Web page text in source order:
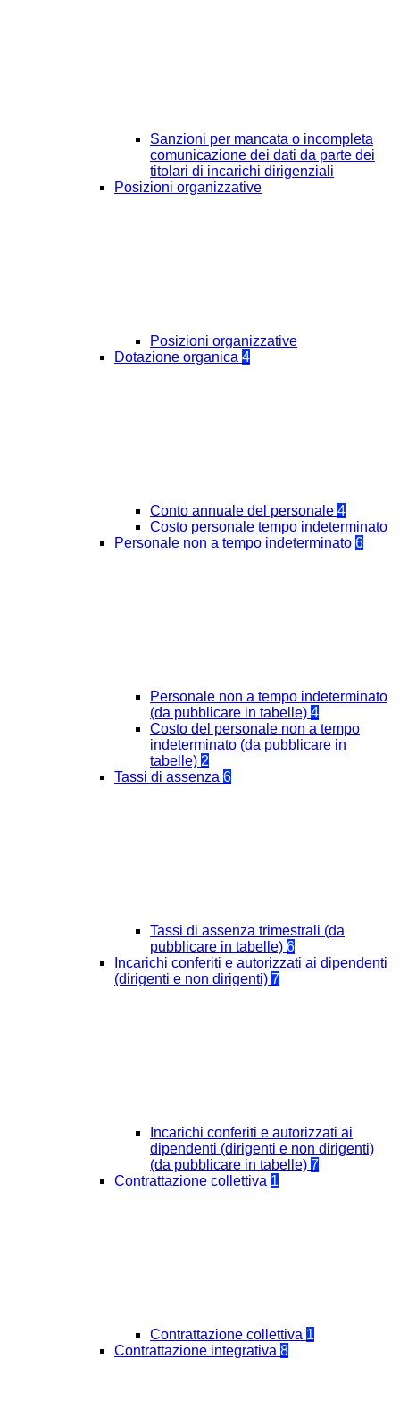
Sanzioni per mancata o incompleta
comunicazione dei dati da parte dei
titolari di incarichi dirigenziali
Posizioni organizzative
Posizioni organizzative
Dotazione organica 4
Conto annuale del personale 4
Costo personale tempo indeterminato
Personale non a tempo indeterminato 6
Personale non a tempo indeterminato
(da pubblicare in tabelle) 4
Costo del personale non a tempo
indeterminato (da pubblicare in
tabelle) 2
Tassi di assenza 6
Tassi di assenza trimestrali (da
pubblicare in tabelle) 6
Incarichi conferiti e autorizzati ai dipendenti
(dirigenti e non dirigenti) 7
Incarichi conferiti e autorizzati ai
dipendenti (dirigenti e non dirigenti)
(da pubblicare in tabelle) 7
Contrattazione collettiva 1
Contrattazione collettiva 1
Contrattazione integrativa 8